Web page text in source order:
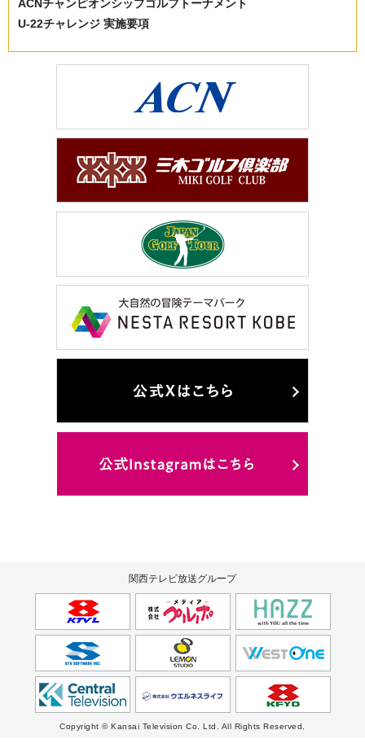
ACNチャンピオンシップゴルフトーナメント
U-22チャレンジ 実施要項
関西テレビ放送グループ
Copyright © Kansai Television Co. Ltd. All Rights Reserved.